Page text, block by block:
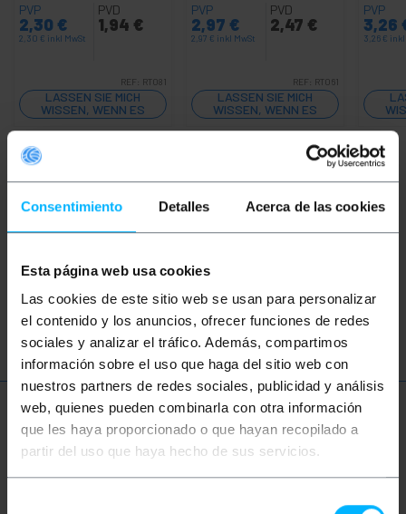
Consentimiento Detalles Acerca de las cookies
Esta página web usa cookies
Las cookies de este sitio web se usan para personalizar
el contenido y los anuncios, ofrecer funciones de redes
sociales y analizar el tráfico. Además, compartimos
información sobre el uso que haga del sitio web con
nuestros partners de redes sociales, publicidad y análisis
web, quienes pueden combinarla con otra información
que les haya proporcionado o que hayan recopilado a
partir del uso que haya hecho de sus servicios.
PVP
2,30 €
2,30 € inkl MwSt
PVD
1,94 €
REF: RT081
LASSEN SIE MICH
WISSEN, WENN ES
LAGER GIBT
PVP
2,97 €
2,97 € inkl MwSt
PVD
2,47 €
REF: RT061
LASSEN SIE MICH
WISSEN, WENN ES
LAGER GIBT
PVP
3,26
3,26 € inkl
Schlüsselwörter
Hast du nicht gefunden, wonach du gesucht
RJ11 Telefon
Mehr Info